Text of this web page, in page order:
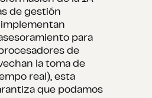
de gestión
para
de
la toma de
real), esta
que podamos